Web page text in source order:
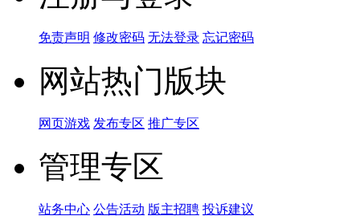
免责声明 修改密码 无法登录 忘记密码
网站热门版块
网页游戏 发布专区 推广专区
管理专区
站务中心 公告活动 版主招聘 投诉建议